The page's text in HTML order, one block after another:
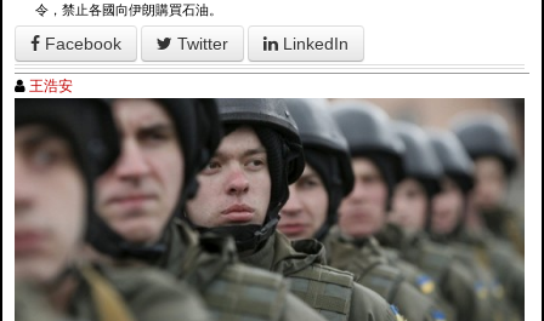
令，禁止各國向伊朗購買石油。
Facebook Twitter LinkedIn
王浩安